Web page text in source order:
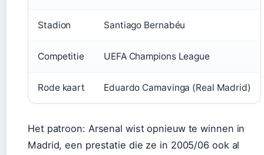
Stadion Santiago Bernabéu
Competitie UEFA Champions League
Rode kaart Eduardo Camavinga (Real Madrid)
Het patroon: Arsenal wist opnieuw te winnen in
Madrid, een prestatie die ze in 2005/06 ook al